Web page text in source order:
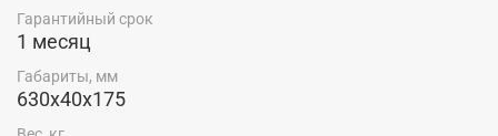
Гарантийный срок
1 месяц
Габариты, мм
630х40х175